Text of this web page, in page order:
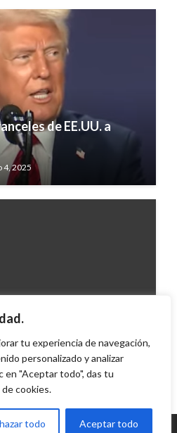
tu experiencia de navegación,
personalizado y analizar
en "Aceptar todo", das tu
cookies.
todo Aceptar todo
de EE.UU. a
4, 2025
a autoridades de New
2011